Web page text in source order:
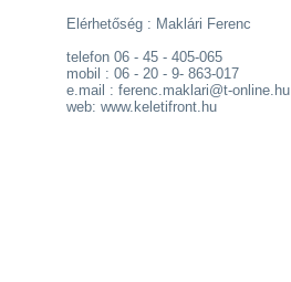
Elérhetőség : Maklári Ferenc
telefon 06 - 45 - 405-065
mobil : 06 - 20 - 9- 863-017
e.mail : ferenc.maklari@t-online.hu
web: www.keletifront.hu